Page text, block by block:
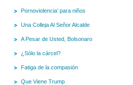
Pornoviolencia’ para niños
Una Colleja Al Señor Alcalde
A Pesar de Usted, Bolsonaro
¿Sólo la cárcel?
Fatiga de la compasión
Que Viene Trump